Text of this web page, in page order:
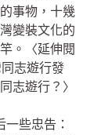
事物，十幾
變裝文化的
。〈延伸閱
志遊行發
志遊行？〉
些忠告：